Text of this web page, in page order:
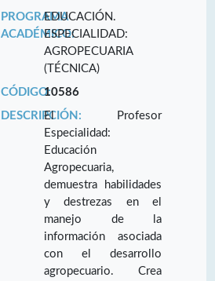
PROGRAMA
ACADÉMICO:
EDUCACIÓN.
ESPECIALIDAD:
AGROPECUARIA
(TÉCNICA)
CÓDIGO:10586
DESCRIPCIÓN:El Profesor
Especialidad:
Educación
Agropecuaria,
demuestra habilidades
y destrezas en el
manejo de la
información asociada
con el desarrollo
agropecuario. Crea